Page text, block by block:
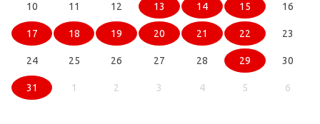
10 11 12 13 14 15 16
17 18 19 20 21 22 23
24 25 26 27 28 29 30
31 1 2 3 4 5 6